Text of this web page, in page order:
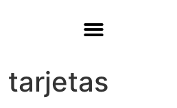
tarjetas